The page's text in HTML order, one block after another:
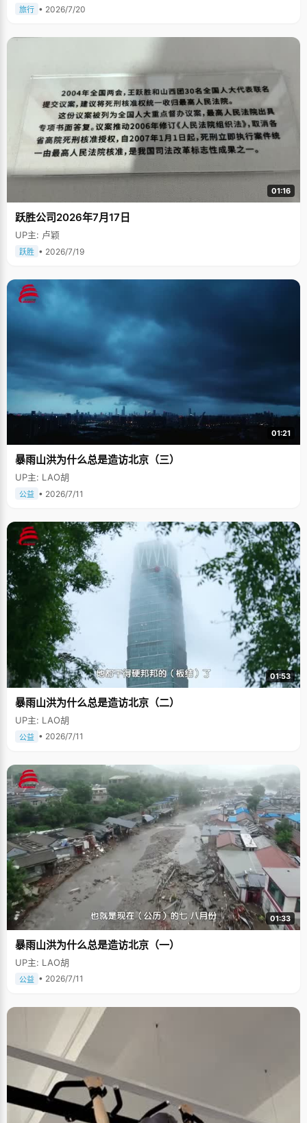
旅行 • 2026/7/20
01:16
跃胜公司2026年7月17日
UP主: 卢颖
跃胜 • 2026/7/19
01:21
暴雨山洪为什么总是造访北京（三）
UP主: LAO胡
公益 • 2026/7/11
01:53
暴雨山洪为什么总是造访北京（二）
UP主: LAO胡
公益 • 2026/7/11
01:33
暴雨山洪为什么总是造访北京（一）
UP主: LAO胡
公益 • 2026/7/11